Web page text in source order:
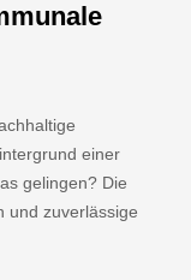
einer
gelingen? Die
und zuverlässige